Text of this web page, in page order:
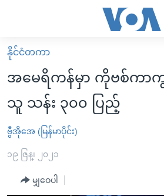
လွယ်ကူ
စေ
Link
များ
ပင်မ
မူလစာမျက်နှာ
မြန်မာ
ကမ္ဘာ့သတင်းများ
နိုင်ငံတကာ
အမေရိကန်
အစ္စရေး-ပါလက်စတိုင်း
ဗွီဒီယို
သတင်းလွတ်လပ်ခွင့်
အင်္ဂလိပ်စာလေ့လာမယ်
နိုင်ငံတကာ
အမေရိကန်မှာ ကိုဗစ်ကာကွ
သူ သန်း ၃၀၀ ပြည့်
ဗွီအိုအေ (မြန်မာပိုင်း)
၁၉ ဇြန္၊ ၂၀၂၁
မျှဝေပါ